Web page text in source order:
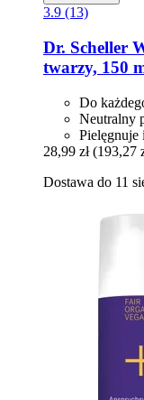
3.9 (13)
Dr. Scheller
twarzy, 150
Do
Neutralny
28,99 zł (193,27
Dostawa do 11